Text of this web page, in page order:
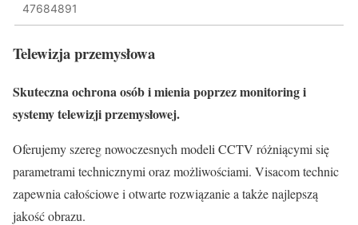
47684891
Telewizja przemysłowa
Skuteczna ochrona osób i mienia poprzez monitoring i
systemy telewizji przemysłowej.
Oferujemy szereg nowoczesnych modeli CCTV różniącymi się
parametrami technicznymi oraz możliwościami. Visacom technic
zapewnia całościowe i otwarte rozwiązanie a także najlepszą
jakość obrazu.